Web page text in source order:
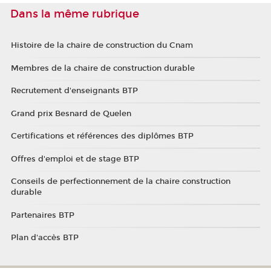
Dans la même rubrique
Histoire de la chaire de construction du Cnam
Membres de la chaire de construction durable
Recrutement d'enseignants BTP
Grand prix Besnard de Quelen
Certifications et références des diplômes BTP
Offres d'emploi et de stage BTP
Conseils de perfectionnement de la chaire construction
durable
Partenaires BTP
Plan d'accès BTP